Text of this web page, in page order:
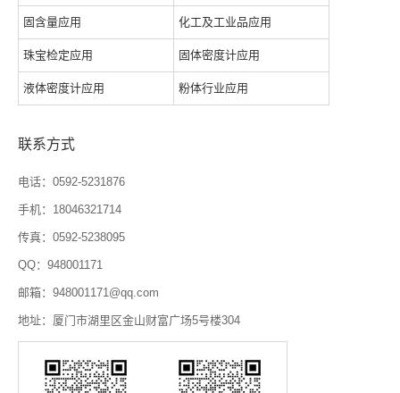
固含量应用 化工及工业品应用
珠宝检定应用 固体密度计应用
液体密度计应用 粉体行业应用
联系方式
电话：0592-5231876
手机：18046321714
传真：0592-5238095
QQ：948001171
邮箱：948001171@qq.com
地址：厦门市湖里区金山财富广场5号楼304